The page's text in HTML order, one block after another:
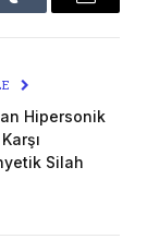
Tumblr Email
Hipersonik
Silah